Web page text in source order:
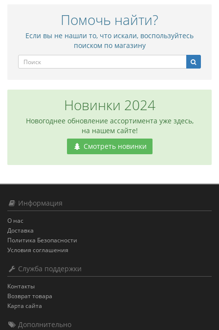
Помочь найти?
Если вы не нашли то, что искали, воспользуйтесь
поиском по магазину
Новинки 2024
Новогоднее обновление ассортимента уже здесь,
на нашем сайте!
Смотреть новинки
Информация
О нас
Доставка
Политика Безопасности
Условия соглашения
Служба поддержки
Контакты
Возврат товара
Карта сайта
Дополнительно